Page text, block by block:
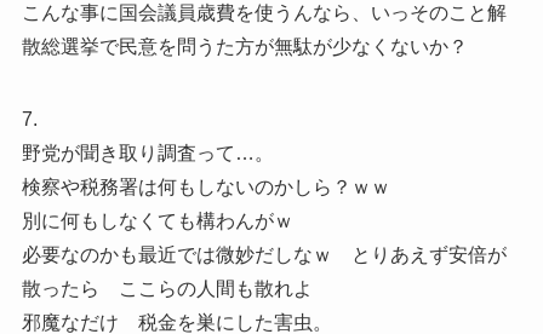
こんな事に国会議員歳費を使うんなら、いっそのこと解
散総選挙で民意を問うた方が無駄が少なくないか？
7.
野党が聞き取り調査って…。
検察や税務署は何もしないのかしら？ｗｗ
別に何もしなくても構わんがｗ
必要なのかも最近では微妙だしなｗ とりあえず安倍が
散ったら ここらの人間も散れよ
邪魔なだけ 税金を巣にした害虫。